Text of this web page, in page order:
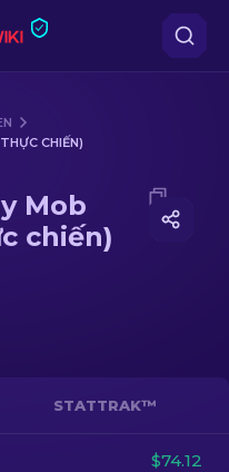
CHIẾN)
(BS - Mòn qua thực
Mob
chiến)
STATTRAK™
$74.12